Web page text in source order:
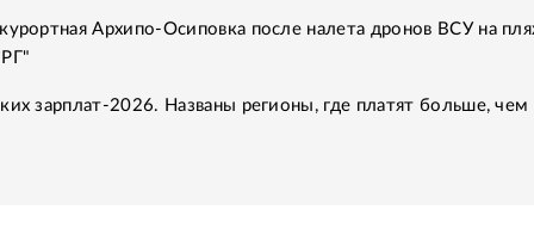
Архипо-Осиповка после налета дронов ВСУ на
зарплат-2026. Названы регионы, где платят больше, чем